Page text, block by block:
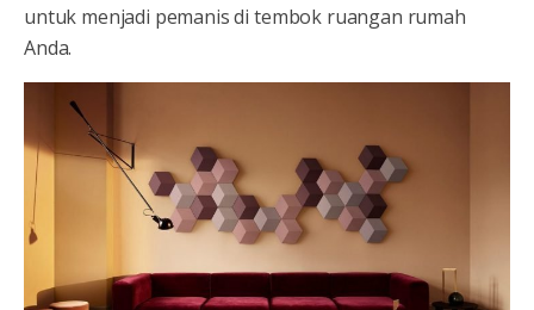
untuk menjadi pemanis di tembok ruangan rumah
Anda.